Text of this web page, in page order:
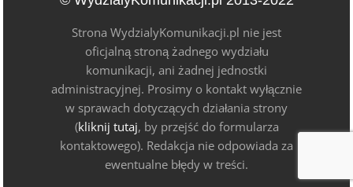
Strona WydzialyKomunikacji.pl nie jest
oficjalną stroną żadnego wydziału
komunikacji, ani żadnej jednostki
administracyjnej. Prosimy o kontakt wyłącznie
w sprawach dotyczących działania strony
(kliknij tutaj, by przejść do formularza
kontaktowego). Redakcja nie odpowiada za
ewentualne błędy w treści.